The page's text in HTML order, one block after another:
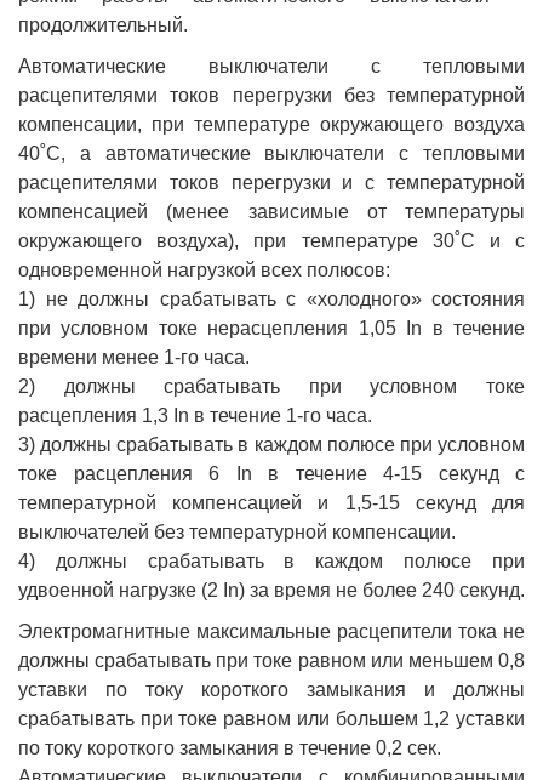
продолжительный.
Автоматические выключатели с тепловыми
расцепителями токов перегрузки без температурной
компенсации, при температуре окружающего воздуха
40˚С, а автоматические выключатели с тепловыми
расцепителями токов перегрузки и с температурной
компенсацией (менее зависимые от температуры
окружающего воздуха), при температуре 30˚С и с
одновременной нагрузкой всех полюсов:
1) не должны срабатывать с «холодного» состояния
при условном токе нерасцепления 1,05 In в течение
времени менее 1-го часа.
2) должны срабатывать при условном токе
расцепления 1,3 In в течение 1-го часа.
3) должны срабатывать в каждом полюсе при условном
токе расцепления 6 In в течение 4-15 секунд с
температурной компенсацией и 1,5-15 секунд для
выключателей без температурной компенсации.
4) должны срабатывать в каждом полюсе при
удвоенной нагрузке (2 In) за время не более 240 секунд.
Электромагнитные максимальные расцепители тока не
должны срабатывать при токе равном или меньшем 0,8
уставки по току короткого замыкания и должны
срабатывать при токе равном или большем 1,2 уставки
по току короткого замыкания в течение 0,2 сек.